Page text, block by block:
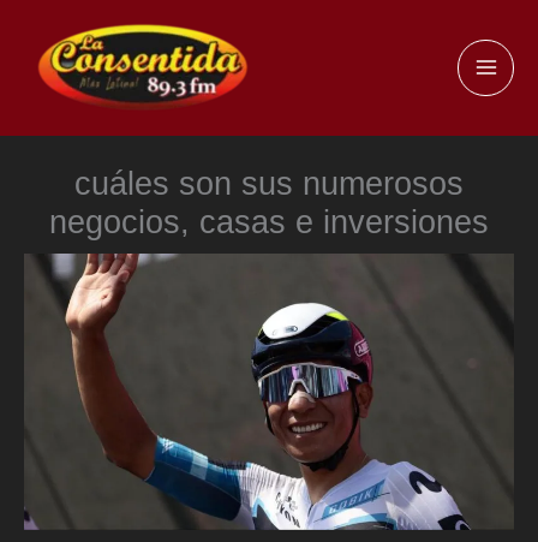
contenido
cuáles son sus numerosos
negocios, casas e inversiones